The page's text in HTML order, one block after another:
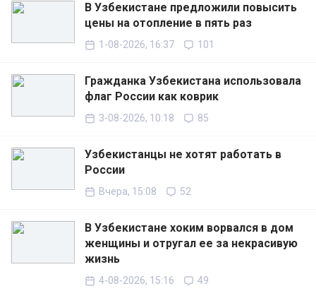
В Узбекистане предложили повысить
цены на отопление в пять раз
1-08-2026, 16:37 101
Гражданка Узбекистана использовала
флаг России как коврик
3-08-2026, 10:18 85
Узбекистанцы не хотят работать в
России
Вчера, 15:08 52
В Узбекистане хоким ворвался в дом
женщины и отругал ее за некрасивую
жизнь
4-08-2026, 15:16 49